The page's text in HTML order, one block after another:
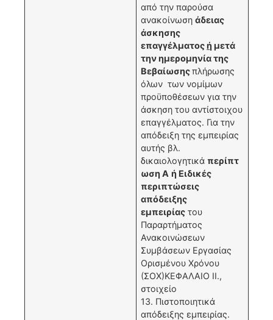
από την παρούσα
ανακοίνωσηάδειας
άσκησης
επαγγέλματοςή μετά
την ημερομηνία της
Βεβαίωσηςπλήρωσης
όλων των νομίμων
προϋποθέσεων για την
άσκηση του αντίστοιχου
επαγγέλματος. Για την
απόδειξη της εμπειρίας
αυτής βλ.
δικαιολογητικά περίπτ
ωση Α ή Ειδικές
περιπτώσεις
απόδειξης
εμπειρίας του
Παραρτήματος
Ανακοινώσεων
Συμβάσεων Εργασίας
Ορισμένου Χρόνου
(ΣΟΧ)ΚΕΦΑΛΑΙΟ IΙ.,
στοιχείο
13. Πιστοποιητικά
απόδειξης εμπειρίας.